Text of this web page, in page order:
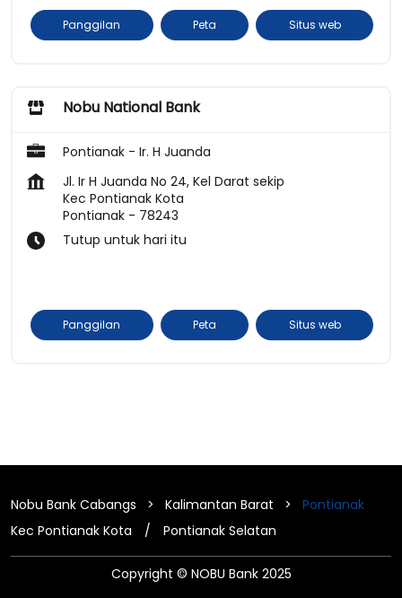
Panggilan Peta Situs web
Nobu National Bank
Pontianak - Ir. H Juanda
Jl. Ir H Juanda No 24, Kel Darat sekip
Kec Pontianak Kota
Pontianak - 78243
Tutup untuk hari itu
Panggilan Peta Situs web
Nobu Bank Cabangs Kalimantan Barat
Pontianak
Kec Pontianak Kota
Pontianak Selatan
Copyright © NOBU Bank 2025